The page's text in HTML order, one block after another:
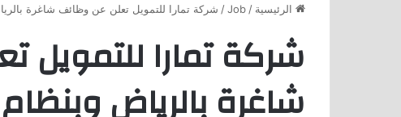
الرئيسية /
Job
/ شركة تمارا للتمويل تعلن عن وظائف شاغرة
شركة تمارا للتمويل
شاغرة بالرياض